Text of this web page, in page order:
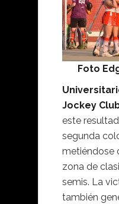
Foto
Jockey
este
segunda
metiéndose
zona de
semis. La
también